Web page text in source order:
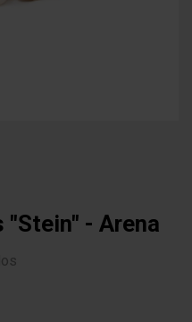
"stein" - Arena